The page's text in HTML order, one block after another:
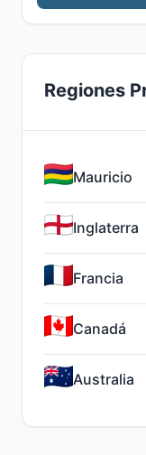
Regiones
Mauricio
Inglaterra
Francia
Canadá
Australia